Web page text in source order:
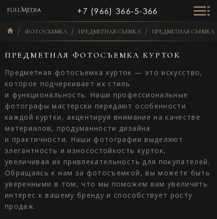
+7 (966) 366-5-366
ФОТОСЪЕМКА ПРЕДМЕТНАЯ СЪЕМКА ПРЕДМЕТНАЯ
ПРЕДМЕТНАЯ ФОТОСЪЕМКА КУРТОК
Предметная фотосъемка курток — это искусство,
которое подчеркивает их стиль
и функциональность. Наши профессиональные
фотографы мастерски передают особенности
каждой куртки, акцентируя внимание на качестве
материалов, продуманности дизайна
и практичности. Наши фотографии выделяют
элегантность и износостойкость курток,
увеличивая их привлекательность для покупателей.
Обращаясь к нам за фотосъемкой, вы можете быть
уверенными в том, что мы поможем вам увеличить
интерес к вашему бренду и способствует росту
продаж.